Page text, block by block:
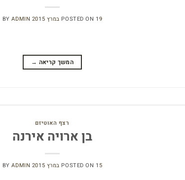
POSTED ON 19 במרץ 2015 BYADMIN
המשך קריאה →
רצף האוטיזם
בן ארויה אירנה
POSTED ON 15 במרץ 2015 BYADMIN